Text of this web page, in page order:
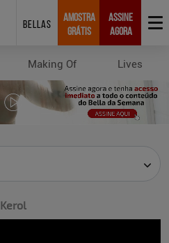
BELLAS
AMOSTRA
GRÁTIS
ASSINE
AGORA
Making Of Lives
Kerol